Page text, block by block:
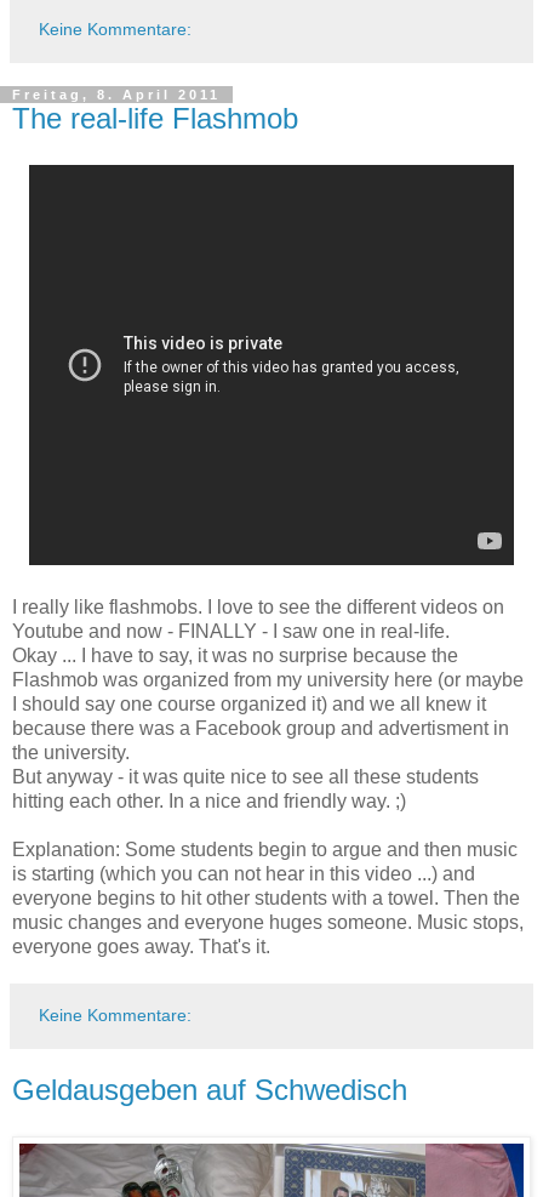
Keine Kommentare:
Freitag, 8. April 2011
The real-life Flashmob
I really like flashmobs. I love to see the different videos on
Youtube and now - FINALLY - I saw one in real-life.
Okay ... I have to say, it was no surprise because the
Flashmob was organized from my university here (or maybe
I should say one course organized it) and we all knew it
because there was a Facebook group and advertisment in
the university.
But anyway - it was quite nice to see all these students
hitting each other. In a nice and friendly way. ;)
Explanation: Some students begin to argue and then music
is starting (which you can not hear in this video ...) and
everyone begins to hit other students with a towel. Then the
music changes and everyone huges someone. Music stops,
everyone goes away. That's it.
Keine Kommentare:
Geldausgeben auf Schwedisch